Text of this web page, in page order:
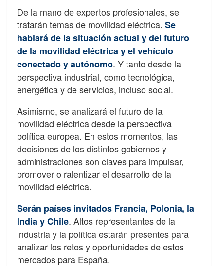
De la mano de expertos profesionales, se
tratarán temas de movilidad eléctrica. Se
hablará de la situación actual y del futuro
de la movilidad eléctrica y el vehículo
conectado y autónomo. Y tanto desde la
perspectiva industrial, como tecnológica,
energética y de servicios, incluso social.
Asimismo, se analizará el futuro de la
movilidad eléctrica desde la perspectiva
política europea. En estos momentos, las
decisiones de los distintos gobiernos y
administraciones son claves para impulsar,
promover o ralentizar el desarrollo de la
movilidad eléctrica.
Serán países invitados Francia, Polonia, la
India y Chile. Altos representantes de la
industria y la política estarán presentes para
analizar los retos y oportunidades de estos
mercados para España.